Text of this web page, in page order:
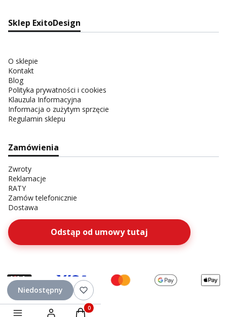
Sklep ExitoDesign
O sklepie
Kontakt
Blog
Polityka prywatności i cookies
Klauzula Informacyjna
Informacja o zużytym sprzęcie
Regulamin sklepu
Zamówienia
Zwroty
Reklamacje
RATY
Zamów telefonicznie
Dostawa
Odstąp od umowy tutaj
Niedostępny
Produkty w koszyku: 0. Zobacz szczegóły